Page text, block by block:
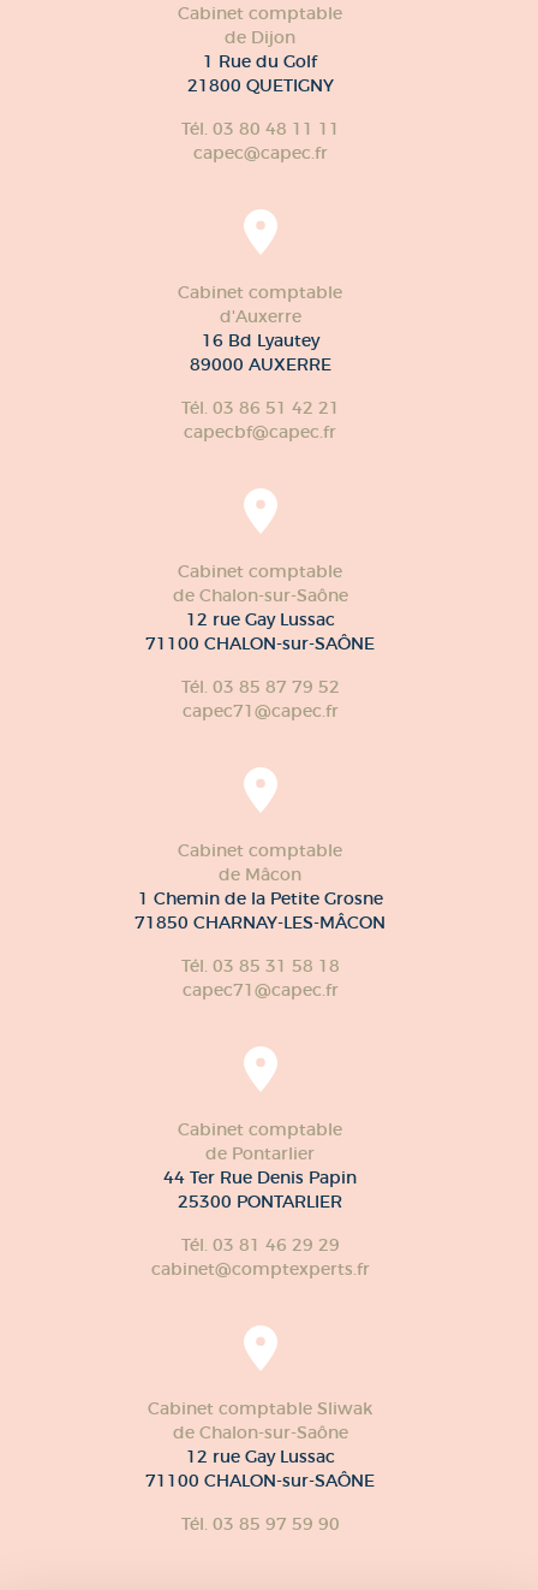
Cabinet comptable
de Dijon
1 Rue du Golf
21800 QUETIGNY
Tél. 03 80 48 11 11
capec@capec.fr
Cabinet comptable
d'Auxerre
16 Bd Lyautey
89000 AUXERRE
Tél. 03 86 51 42 21
capecbf@capec.fr
Cabinet comptable
de Chalon-sur-Saône
12 rue Gay Lussac
71100 CHALON-sur-SAÔNE
Tél. 03 85 87 79 52
capec71@capec.fr
Cabinet comptable
de Mâcon
1 Chemin de la Petite Grosne
71850 CHARNAY-LES-MÂCON
Tél. 03 85 31 58 18
capec71@capec.fr
Cabinet comptable
de Pontarlier
44 Ter Rue Denis Papin
25300 PONTARLIER
Tél. 03 81 46 29 29
cabinet@comptexperts.fr
Cabinet comptable Sliwak
de Chalon-sur-Saône
12 rue Gay Lussac
71100 CHALON-sur-SAÔNE
Tél. 03 85 97 59 90